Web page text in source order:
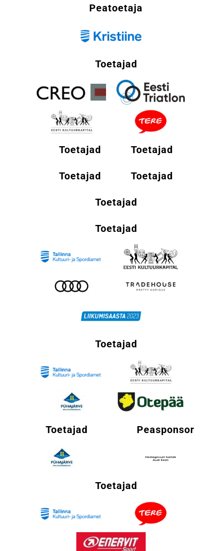
Peatoetaja
Toetajad
Toetajad Toetajad
Toetajad Toetajad
Toetajad
Toetajad
Toetajad
Toetajad Peasponsor
Toetajad